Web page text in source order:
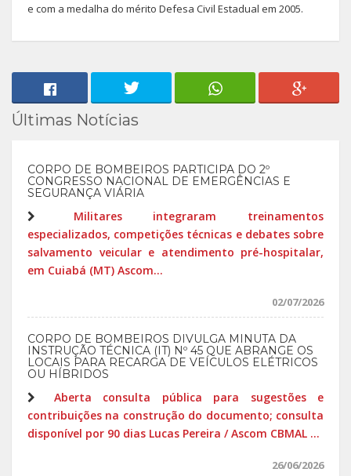
e com a medalha do mérito Defesa Civil Estadual em 2005.
Últimas Notícias
CORPO DE BOMBEIROS PARTICIPA DO 2º
CONGRESSO NACIONAL DE EMERGÊNCIAS E
SEGURANÇA VIÁRIA
Militares integraram treinamentos
especializados, competições técnicas e debates sobre
salvamento veicular e atendimento pré-hospitalar,
em Cuiabá (MT) Ascom...
02/07/2026
CORPO DE BOMBEIROS DIVULGA MINUTA DA
INSTRUÇÃO TÉCNICA (IT) Nº 45 QUE ABRANGE OS
LOCAIS PARA RECARGA DE VEÍCULOS ELÉTRICOS
OU HÍBRIDOS
Aberta consulta pública para sugestões e
contribuições na construção do documento; consulta
disponível por 90 dias Lucas Pereira / Ascom CBMAL ...
26/06/2026